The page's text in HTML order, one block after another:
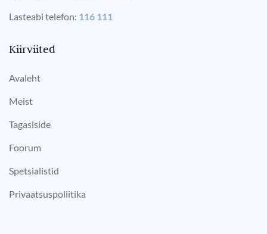
Lasteabi telefon: 116 111
Kiirviited
Avaleht
Meist
Tagasiside
Foorum
Spetsialistid
Privaatsuspoliitika